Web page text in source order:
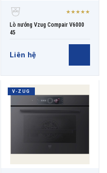
★★★★★
Lò nướng Vzug Compair V6000
45
Liên hệ
V-ZUG